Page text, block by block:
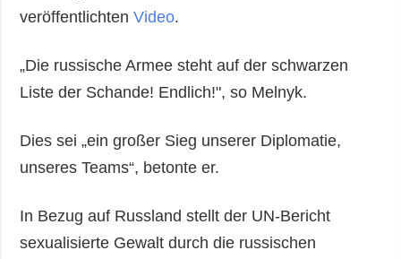
veröffentlichtenVideo.
„Die russische Armee steht auf der schwarzen
Liste der Schande! Endlich!", so Melnyk.
Dies sei „ein großer Sieg unserer Diplomatie,
unseres Teams“, betonte er.
In Bezug auf Russland stellt der UN-Bericht
sexualisierte Gewalt durch die russischen